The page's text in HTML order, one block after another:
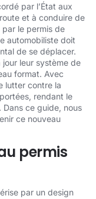
par l’État aux
et à conduire de
par le permis de
automobiliste doit
de se déplacer.
leur système de
format. Avec
lutter contre la
rendant le
ce guide, nous
ce nouveau
permis
par un design